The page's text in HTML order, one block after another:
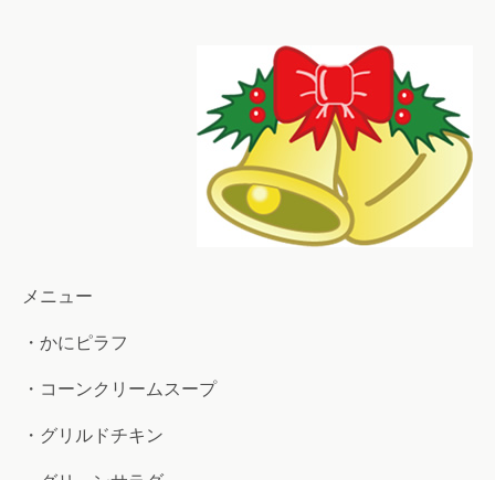
メニュー
・かにピラフ
・コーンクリームスープ
・グリルドチキン